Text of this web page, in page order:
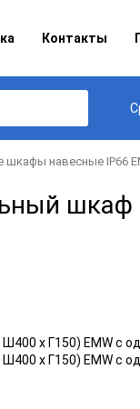
Контакты
шкафы навесные IP66